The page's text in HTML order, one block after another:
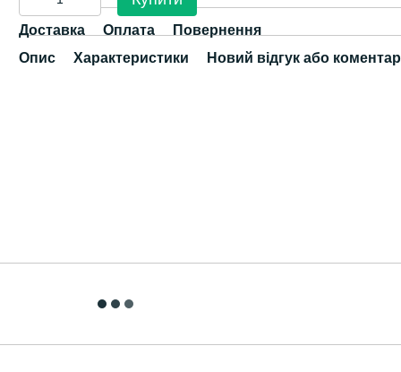
Доставка Оплата
Повернення
Опис
Характеристики Новий відгук або коментар